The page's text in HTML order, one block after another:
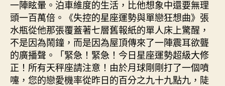
一陣眩暈。泊車維度的生活，比他想象中還要無理
頭一百萬倍。《失控的星座運勢與單戀狂想曲》張
水瓶從他那張覆蓋著七層舊報紙的單人床上驚醒，
不是因為鬧鐘，而是因為屋頂傳來了一陣震耳欲聾
的廣播聲。「緊急！緊急！今日星座運勢超級大修
正！所有天秤座請注意！由於月球剛剛打了一個噴
嚏，您的戀愛機率從昨日的百分之九十九點九，陡